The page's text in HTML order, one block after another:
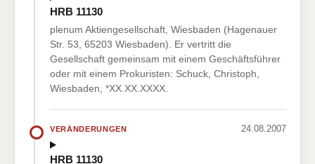
HRB 11130
plenum Aktiengesellschaft, Wiesbaden (Hagenauer
Str. 53, 65203 Wiesbaden). Er vertritt die
Gesellschaft gemeinsam mit einem Geschäftsführer
oder mit einem Prokuristen: Schuck, Christoph,
Wiesbaden, *XX.XX.XXXX.
VERÄNDERUNGEN 24.08.2007
HRB 11130